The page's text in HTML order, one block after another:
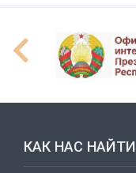
КАК НАС НАЙТИ